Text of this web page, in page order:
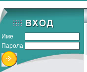
Име
Парола